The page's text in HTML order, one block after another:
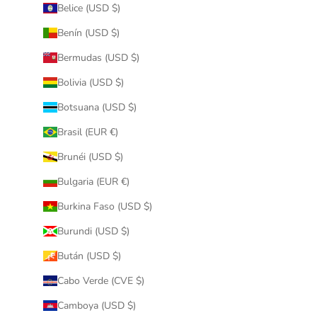
Belice (USD $)
Benín (USD $)
Bermudas (USD $)
Bolivia (USD $)
Botsuana (USD $)
Brasil (EUR €)
Brunéi (USD $)
Bulgaria (EUR €)
Burkina Faso (USD $)
Burundi (USD $)
Bután (USD $)
Cabo Verde (CVE $)
Camboya (USD $)